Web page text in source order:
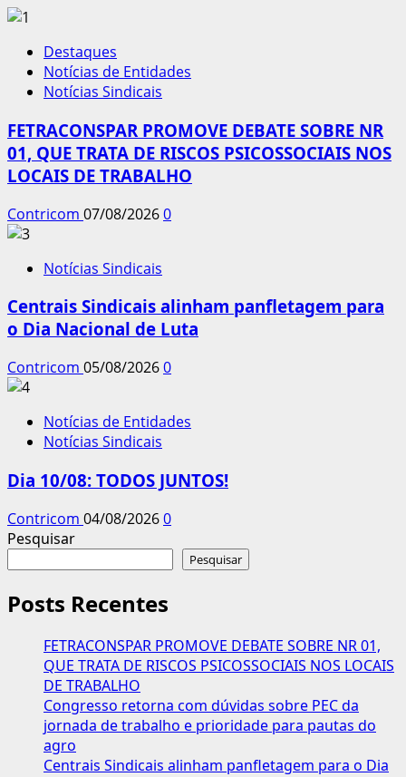
Destaques
Notícias de Entidades
Notícias Sindicais
FETRACONSPAR PROMOVE DEBATE SOBRE NR
01, QUE TRATA DE RISCOS PSICOSSOCIAIS NOS
LOCAIS DE TRABALHO
Contricom 07/08/20260
Notícias Sindicais
Centrais Sindicais alinham panfletagem para
o Dia Nacional de Luta
Contricom 05/08/20260
Notícias de Entidades
Notícias Sindicais
Dia 10/08: TODOS JUNTOS!
Contricom 04/08/20260
Pesquisar
Pesquisar
Posts Recentes
FETRACONSPAR PROMOVE DEBATE SOBRE NR 01,
QUE TRATA DE RISCOS PSICOSSOCIAIS NOS LOCAIS
DE TRABALHO
Congresso retorna com dúvidas sobre PEC da
jornada de trabalho e prioridade para pautas do
agro
Centrais Sindicais alinham panfletagem para o Dia